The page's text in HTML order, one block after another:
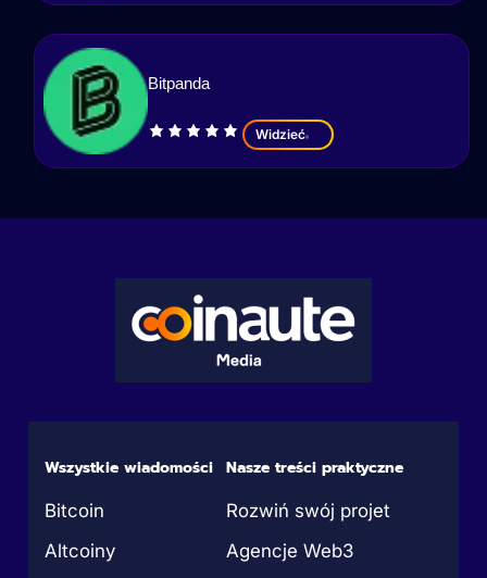
Bitpanda
Widzieć
Wszystkie wiadomości
Bitcoin
Altcoiny
Nasze treści praktyczne
Rozwiń swój projet
Agencje Web3